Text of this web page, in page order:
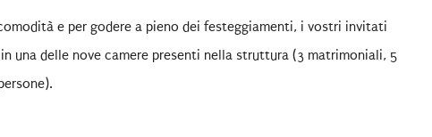
e per godere a pieno dei festeggiamenti, i vostri invitati
una delle nove camere presenti nella struttura (3 matrimoniali, 5